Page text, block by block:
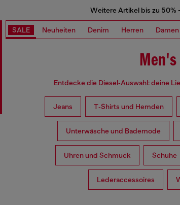
Weitere Artikel bis zu 50%
SALE Neuheiten Denim Herren Damen
Men's
Entdecke die Diesel‑Auswahl: deine
Jeans T‑Shirts und Hemden
Unterwäsche und Bademode
Uhren und Schmuck Schuhe
Lederaccessoires